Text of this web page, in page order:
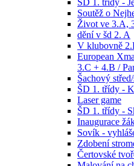
ŠD 1. třídy -
Soutěž o
Život ve 3.A,
dění v šd 2. A
V klubovně
European
3.C + 4.B /
Šachový
ŠD 1. třídy -
Laser game
ŠD 1. třídy -
Inaugurace
Sovík -
Zdobení
Čertovské